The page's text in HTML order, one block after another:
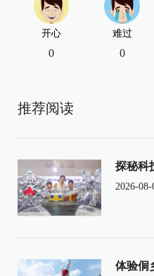
开心
0
难过
0
推荐阅读
探秘科
2026-
体验侗